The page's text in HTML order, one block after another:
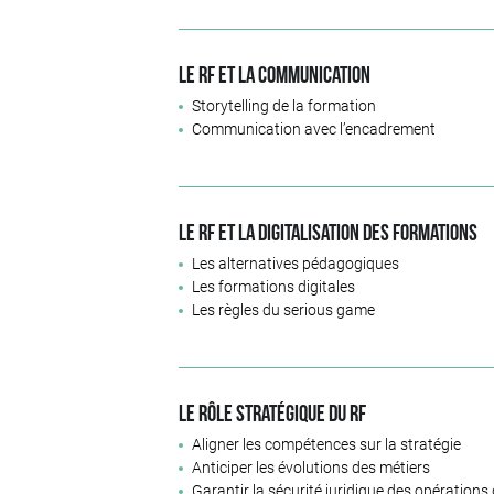
Le RF et la communication
Storytelling de la formation
Communication avec l’encadrement
Le RF et la digitalisation des formations
Les alternatives pédagogiques
Les formations digitales
Les règles du serious game
Le rôle stratégique du RF
Aligner les compétences sur la stratégie
Anticiper les évolutions des métiers